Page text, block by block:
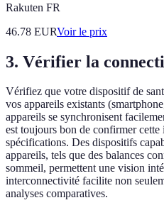
Rakuten FR
46.78 EURVoir le prix
3. Vérifier la
Vérifiez que votre dispositif de
vos appareils existants
appareils se synchronisent
est toujours bon de confirmer
spécifications. Des dispositifs
appareils, tels que des balances
sommeil, permettent une vision
interconnectivité facilite non
analyses comparatives.